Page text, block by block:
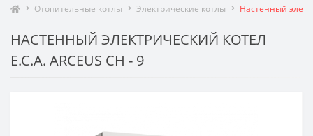
Отопительные котлы Электрические котлы Настенный
НАСТЕННЫЙ ЭЛЕКТРИЧЕСКИЙ КОТЕЛ
E.C.A. ARCEUS CH - 9